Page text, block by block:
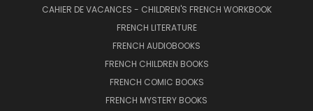
CAHIER DE VACANCES - CHILDREN'S FRENCH WORKBOOK
FRENCH LITERATURE
FRENCH AUDIOBOOKS
FRENCH CHILDREN BOOKS
FRENCH COMIC BOOKS
FRENCH MYSTERY BOOKS